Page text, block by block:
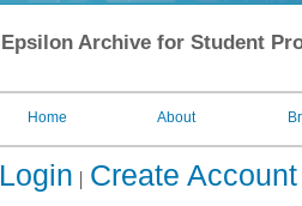
Epsilon Archive for Student
Home About
Login Create Account